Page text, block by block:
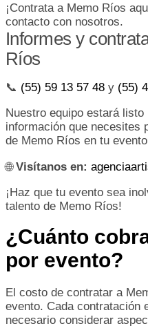
¡Contrata a Memo Ríos
contacto con nosotros.
Informes y
Ríos
📞 (55) 59 13 57 48 y (55)
Nuestro equipo estará
información que necesites
de Memo Ríos en tu
🌐Visítanos en:
¡Haz que tu evento sea
talento de Memo Ríos!
¿Cuánto
por evento?
El costo de contratar a
evento. Cada contratación
necesario considerar